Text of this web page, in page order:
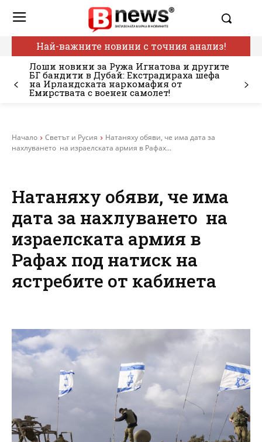
Най-важните новини с точния анализ!
Лоши новини за Ружа Игнатова и другите
БГ бандити в Дубай: Екстрадираха шефа
на Ирландската наркомафия от
Емирствата с военен самолет!
Начало Светът и Русия
Натаняху обяви, че има дата за
нахлуването на израелската армия в Рафах...
Натаняху обяви, че има
дата за нахлуването на
израелската армия в
Рафах под натиск на
ястребите от кабинета